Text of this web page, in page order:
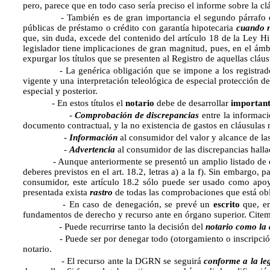
pero, parece que en todo caso sería preciso el informe sobre la
- También es de gran importancia el segundo párrafo
públicas de préstamo o crédito con garantía hipotecaria cuando
que, sin duda, excede del contenido del artículo 18 de la Ley
legislador tiene implicaciones de gran magnitud, pues, en el
expurgar los títulos que se presenten al Registro de aquellas
- La genérica obligación que se impone a los registradores
vigente y una interpretación teleológica de especial protección
especial y posterior.
- En estos títulos el notario debe de desarrollar
-Comprobación de discrepancias entre la
documento contractual, y la no existencia de gastos en cláusulas
- Información al consumidor del valor y alcance de
- Advertencia al consumidor de las discrepancias
- Aunque anteriormente se presentó un amplio listado de
deberes previstos en el art. 18.2, letras a) a la f). Sin embargo,
consumidor, este artículo 18.2 sólo puede ser usado como
presentada exista rastro de todas las comprobaciones que está
- En caso de denegación, se prevé un escrito que,
fundamentos de derecho y recurso ante en órgano superior.
- Puede recurrirse tanto la decisión del notario como la
- Puede ser por denegar todo (otorgamiento o inscripción)
notario.
- El recurso ante la DGRN se seguirá  conforme a la